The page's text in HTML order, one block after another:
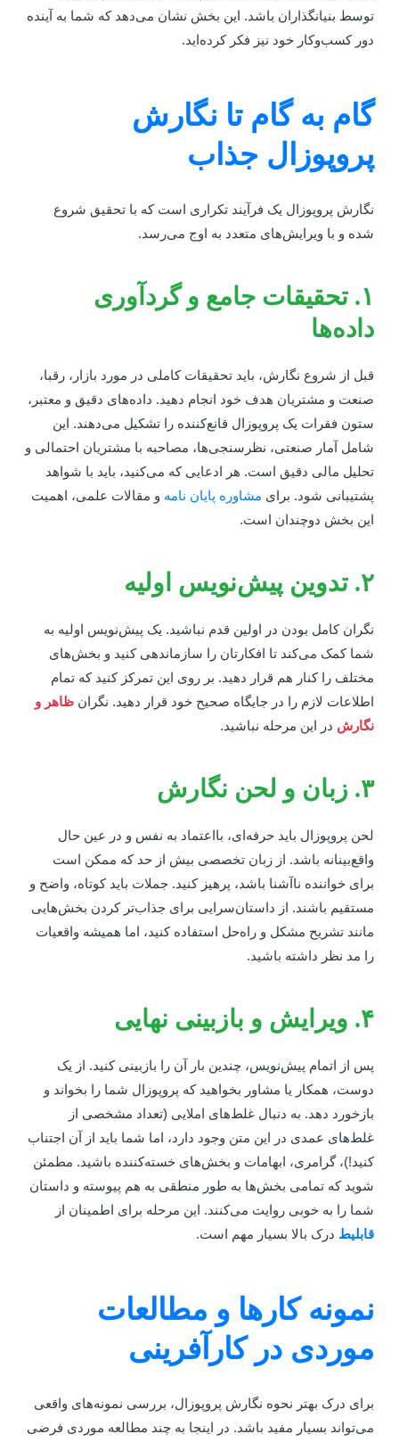
بنیانگذاران باشد. این بخش نشان می‌دهد که شما به آینده
کسب‌وکار خود نیز فکر کرده‌اید.
به گام تا نگارش
جذاب
پروپوزال یک فرآیند تکراری است که با تحقیق شروع
و با ویرایش‌های متعدد به اوج می‌رسد.
۱. تحقیقات جامع و گردآوری
از شروع نگارش، باید تحقیقات کاملی در مورد بازار، رقبا،
و مشتریان هدف خود انجام دهید. داده‌های دقیق و معتبر،
فقرات یک پروپوزال قانع‌کننده را تشکیل می‌دهند. این
آمار صنعتی، نظرسنجی‌ها، مصاحبه با مشتریان احتمالی و
مالی دقیق است. هر ادعایی که می‌کنید، باید با شواهد
شود. برای مشاوره پایان نامهو مقالات علمی، اهمیت
بخش دوچندان است.
کامل بودن در اولین قدم نباشید. یک پیش‌نویس اولیه به
کمک می‌کند تا افکارتان را سازماندهی کنید و بخش‌های
را کنار هم قرار دهید. بر روی این تمرکز کنید که تمام
لازم را در جایگاه صحیح خود قرار دهید. نگرانظاهر و
در این مرحله نباشید.
پروپوزال باید حرفه‌ای، بااعتماد به نفس و در عین حال
باشد. از زبان تخصصی بیش از حد که ممکن است
خواننده ناآشنا باشد، پرهیز کنید. جملات باید کوتاه، واضح و
باشند. از داستان‌سرایی برای جذاب‌تر کردن بخش‌هایی
تشریح مشکل و راه‌حل استفاده کنید، اما همیشه واقعیات
مد نظر داشته باشید.
از اتمام پیش‌نویس، چندین بار آن را بازبینی کنید. از یک
همکار یا مشاور بخواهید که پروپوزال شما را بخواند و
دهد. به دنبال غلط‌های املایی (تعداد مشخصی از
عمدی در این متن وجود دارد، اما شما باید از آن اجتناب
گرامری، ابهامات و بخش‌های خسته‌کننده باشید. مطمئن
که تمامی بخش‌ها به طور منطقی به هم پیوسته و داستان
را به خوبی روایت می‌کنند. این مرحله برای اطمینان از
درک بالا بسیار مهم است.
کارها و مطالعات
در کارآفرینی
درک بهتر نحوه نگارش پروپوزال، بررسی نمونه‌های واقعی
بسیار مفید باشد. در اینجا به چند مطالعه موردی فرضی